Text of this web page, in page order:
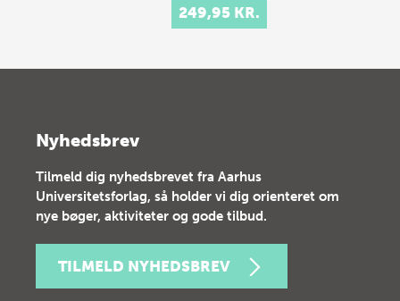
249,95 KR.
Nyhedsbrev
Tilmeld dig nyhedsbrevet fra Aarhus
Universitetsforlag, så holder vi dig orienteret om
nye bøger, aktiviteter og gode tilbud.
TILMELD NYHEDSBREV